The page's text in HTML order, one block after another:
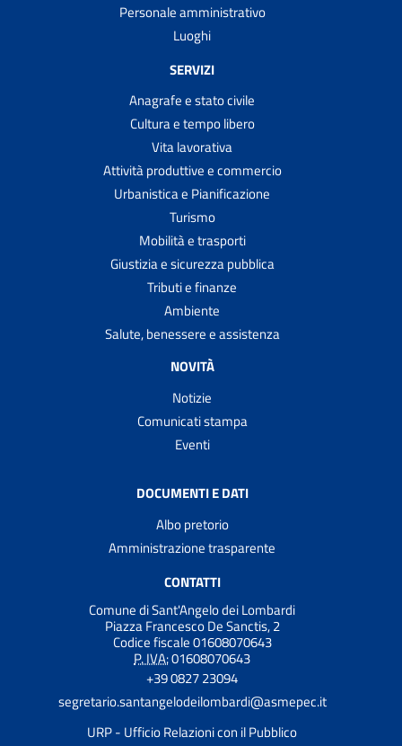
Personale amministrativo
Luoghi
SERVIZI
Anagrafe e stato civile
Cultura e tempo libero
Vita lavorativa
Attività produttive e commercio
Urbanistica e Pianificazione
Turismo
Mobilità e trasporti
Giustizia e sicurezza pubblica
Tributi e finanze
Ambiente
Salute, benessere e assistenza
NOVITÀ
Notizie
Comunicati stampa
Eventi
DOCUMENTI E DATI
Albo pretorio
Amministrazione trasparente
CONTATTI
Comune di Sant'Angelo dei Lombardi
Piazza Francesco De Sanctis, 2
Codice fiscale 01608070643
P. IVA:01608070643
+39 0827 23094
segretario.santangelodeilombardi@asmepec.it
URP - Ufficio Relazioni con il Pubblico